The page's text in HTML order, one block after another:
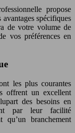
propose
spécifiques
de votre volume de
vos préférences en
les plus courantes
offrent un excellent
des besoins en
par leur facilité
qu’un branchement